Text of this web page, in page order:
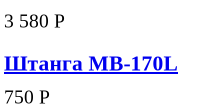
3 580 Р
Штанга MB-170L
750 Р